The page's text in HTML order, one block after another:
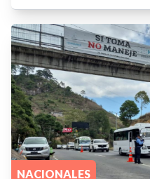
NACIONALES